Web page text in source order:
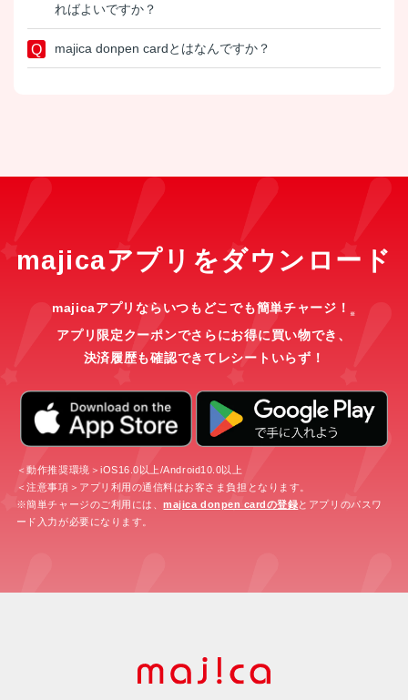
ればよいですか？
majica donpen cardとはなんですか？
majicaアプリをダウンロード
majicaアプリならいつもどこでも簡単チャージ！ ※
アプリ限定クーポンでさらにお得に買い物でき、
決済履歴も確認できてレシートいらず！
＜動作推奨環境＞iOS16.0以上/Android10.0以上
＜注意事項＞アプリ利用の通信料はお客さま負担となります。
※簡単チャージのご利用には、majica donpen cardの登録とアプリのパスワ
ード入力が必要になります。